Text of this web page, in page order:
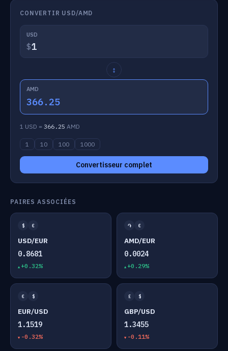
CONVERTIR USD/AMD
USD
$
↕
AMD
366.25
1 USD = 366.25 AMD
1 10 100 1000
Convertisseur complet
PAIRES ASSOCIÉES
$ €
USD/EUR
0.8681
+0.32%
֏ €
AMD/EUR
0.0024
+0.29%
€ $
EUR/USD
1.1519
-0.32%
£ $
GBP/USD
1.3455
-0.11%